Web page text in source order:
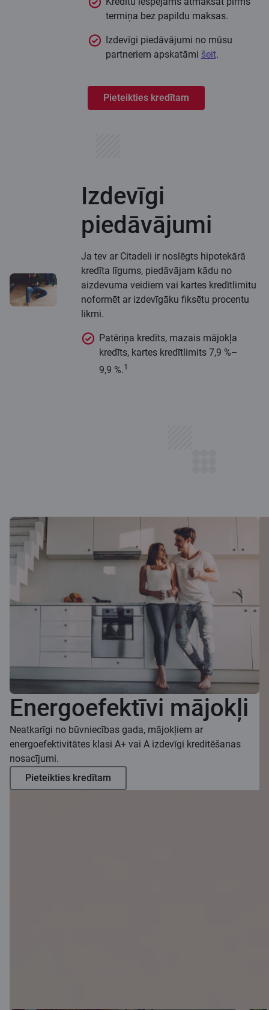
termiņa bez papildu maksas.
Izdevīgi piedāvājumi no mūsu
partneriem apskatāmi šeit.
Pieteikties kredītam
Izdevīgi
piedāvājumi
Ja tev ar Citadeli ir noslēgts hipotekārā
kredīta līgums, piedāvājam kādu no
aizdevuma veidiem vai kartes kredītlimitu
noformēt ar izdevīgāku fiksētu procentu
likmi.
Patēriņa kredīts, mazais mājokļa
kredīts, kartes kredītlimits 7,9 %–
9,9 %.1
Energoefektīvi mājokļi
Neatkarīgi no būvniecības gada, mājokļiem ar
energoefektivitātes klasi A+ vai A izdevīgi kreditēšanas
nosacījumi.
Pieteikties kredītam